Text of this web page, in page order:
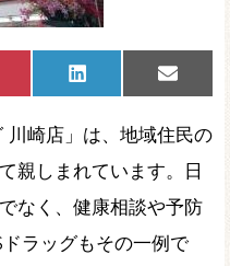
Share
on
LinkedIn
Share
on
Email
川崎店」は、地域住民の
親しまれています。日
なく、健康相談や予防
ラッグもその一例で